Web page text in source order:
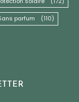
parfum (110)